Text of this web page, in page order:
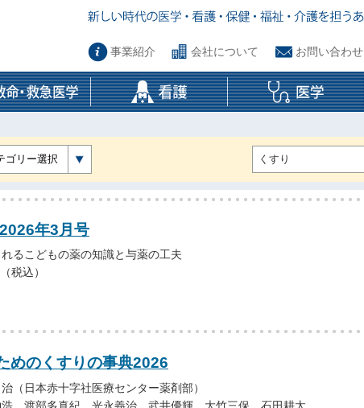
事業紹介 会社について お問い合わせ
ゴリー選択
年3月号
るこどもの薬の知識と与薬の工夫
税込）
めのくすりの事典2026
（日本赤十字社医療センター薬剤部）
，渡部多真紀，光永義治，武井優輝，大竹三保，石田耕太